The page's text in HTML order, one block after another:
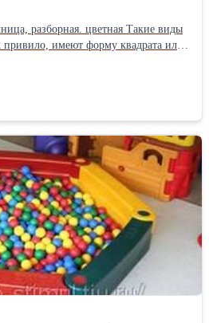
разборная. цветная Такие виды
имеют форму квадрата или
песочницы разбирается на
сухой бассейн. Эти блоки
килограммов, но это не помешает
разборную песочницу.
доставляет малышам немало
разноцветные, их можно заполнять
песочницы является
упрочненного и
ориентированного на российские
Габариты
Масса 1 элемента:
Тип: Песочница Размещение: В
Пластик Минимальный возраст